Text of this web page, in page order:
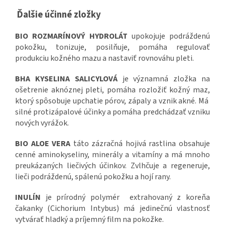
Ďalšie účinné zložky
BIO ROZMARÍNOVÝ HYDROLÁT upokojuje podráždenú
pokožku, tonizuje, posilňuje, pomáha regulovať
produkciu kožného mazu a nastaviť rovnováhu pleti.
BHA KYSELINA SALICYLOVÁ je významná zložka na
ošetrenie aknóznej pleti, pomáha rozložiť kožný maz,
ktorý spôsobuje upchatie pórov, zápaly a vznik akné. Má
silné protizápalové účinky a pomáha predchádzať vzniku
nových vyrážok.
BIO ALOE VERA táto zázračná hojivá rastlina obsahuje
cenné aminokyseliny, minerály a vitamíny a má mnoho
preukázaných liečivých účinkov. Zvlhčuje a regeneruje,
lieči podráždenú, spálenú pokožku a hojí rany.
INULÍN je prírodný polymér extrahovaný z koreňa
čakanky (Cichorium Intybus) má jedinečnú vlastnosť
vytvárať hladký a príjemný film na pokožke.